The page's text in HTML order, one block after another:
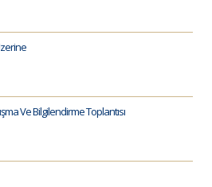
Ve Bilgilendirme Toplantısı